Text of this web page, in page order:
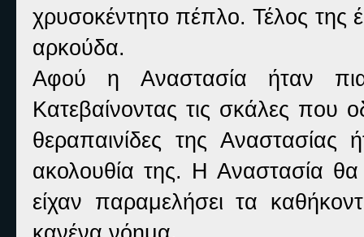
χρυσοκέντητο πέπλο. Τέλος της
αρκούδα.
Αφού η Αναστασία ήταν
Κατεβαίνοντας τις σκάλες που
θεραπαινίδες της
ακολουθία της. Η Αναστασία
είχαν παραμελήσει τα